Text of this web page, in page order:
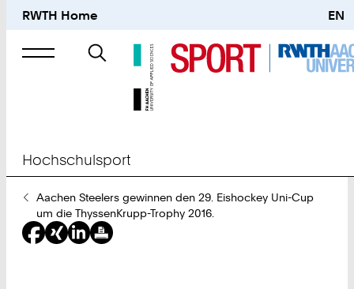
RWTH Home EN
Suche
nach
Hochschulsport
Sie
sind
hier:
Aachen Steelers gewinnen den 29. Eishockey Uni-Cup
um die ThyssenKrupp-Trophy 2016.